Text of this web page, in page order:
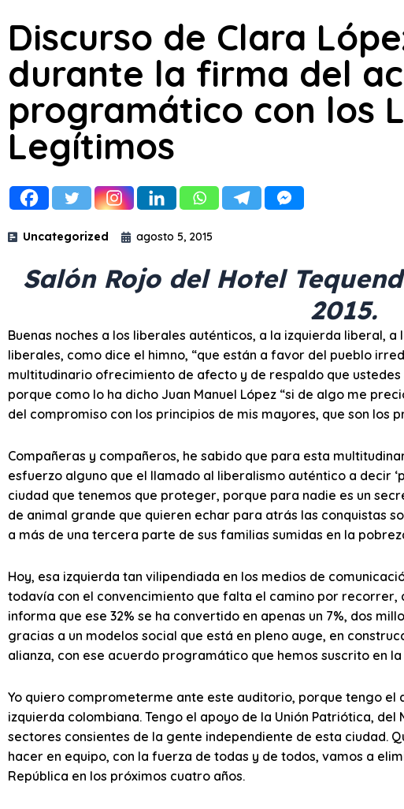
Discurso de Clara
durante la firma del
programático con los
Legítimos
Uncategorized agosto 5, 2015
Salón Rojo del Hotel
2015.
Buenas noches a los liberales auténticos, a la izquierda liberal,
liberales, como dice el himno, “que están a favor del pueblo
multitudinario ofrecimiento de afecto y de respaldo que ustedes
porque como lo ha dicho Juan Manuel López “si de algo me
del compromiso con los principios de mis mayores, que son los
Compañeras y compañeros, he sabido que para esta
esfuerzo alguno que el llamado al liberalismo auténtico a decir
ciudad que tenemos que proteger, porque para nadie es un
de animal grande que quieren echar para atrás las conquistas
a más de una tercera parte de sus familias sumidas en la
Hoy, esa izquierda tan vilipendiada en los medios de
todavía con el convencimiento que falta el camino por recorrer,
informa que ese 32% se ha convertido en apenas un 7%, dos
gracias a un modelos social que está en pleno auge, en
alianza, con ese acuerdo programático que hemos suscrito en
Yo quiero comprometerme ante este auditorio, porque tengo
izquierda colombiana. Tengo el apoyo de la Unión Patriótica, del
sectores consientes de la gente independiente de esta ciudad.
hacer en equipo, con la fuerza de todas y de todos, vamos a
República en los próximos cuatro años.